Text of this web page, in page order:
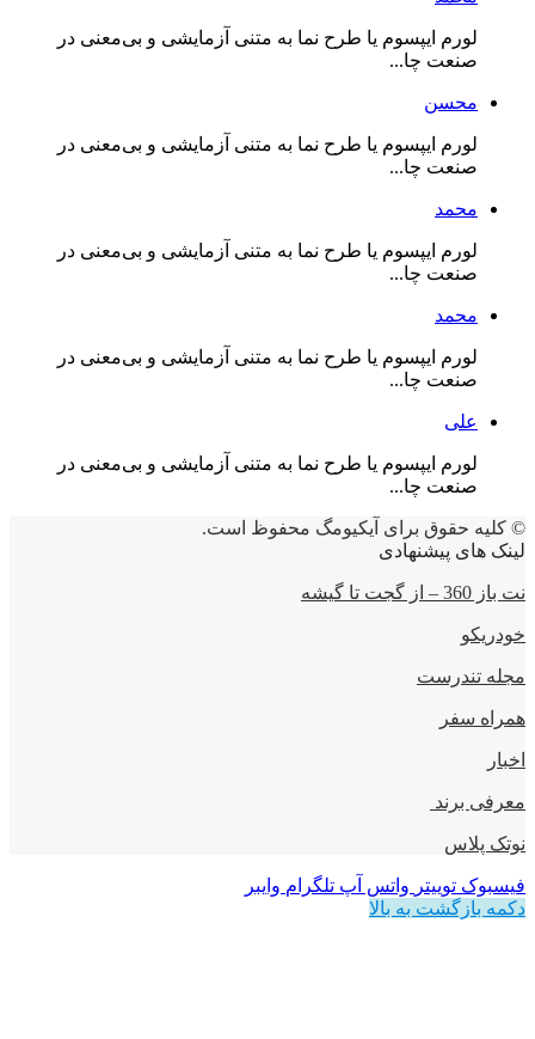
لورم ایپسوم یا طرح‌ نما به متنی آزمایشی و بی‌معنی در
صنعت چا...
محسن
لورم ایپسوم یا طرح‌ نما به متنی آزمایشی و بی‌معنی در
صنعت چا...
محمد
لورم ایپسوم یا طرح‌ نما به متنی آزمایشی و بی‌معنی در
صنعت چا...
محمد
لورم ایپسوم یا طرح‌ نما به متنی آزمایشی و بی‌معنی در
صنعت چا...
علی
لورم ایپسوم یا طرح‌ نما به متنی آزمایشی و بی‌معنی در
صنعت چا...
© کلیه حقوق برای آیکیومگ محفوظ است.
لینک های پیشنهادی
نت باز 360 – از گجت تا گیشه
خودریکو
مجله‌ تندرست
همراه سفر
اخبار
معرفی برند
نوتک پلاس
فیسبوک توییتر واتس آپ تلگرام وایبر
دکمه بازگشت به بالا